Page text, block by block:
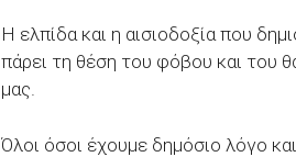
Η ελπίδα και η αισιοδοξία που
πάρει τη θέση του φόβου και του
μας.
Όλοι όσοι έχουμε δημόσιο λόγο